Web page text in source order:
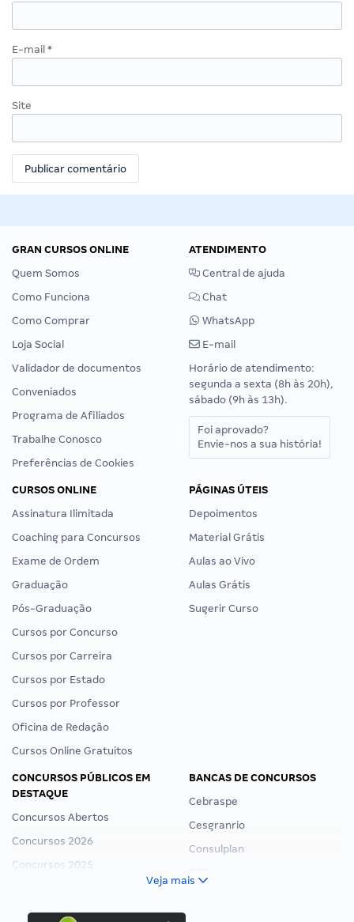
E-mail *
Site
GRAN CURSOS ONLINE
Quem Somos
Como Funciona
Como Comprar
Loja Social
Validador de documentos
Conveniados
Programa de Afiliados
Trabalhe Conosco
Preferências de Cookies
ATENDIMENTO
Central de ajuda
Chat
WhatsApp
E-mail
Horário de atendimento:
segunda a sexta (8h às 20h),
sábado (9h às 13h).
Foi aprovado?
Envie-nos a sua história!
CURSOS ONLINE
Assinatura Ilimitada
Coaching para Concursos
Exame de Ordem
Graduação
Pós-Graduação
Cursos por Concurso
Cursos por Carreira
Cursos por Estado
Cursos por Professor
Oficina de Redação
Cursos Online Gratuitos
PÁGINAS ÚTEIS
Depoimentos
Material Grátis
Aulas ao Vivo
Aulas Grátis
Sugerir Curso
CONCURSOS PÚBLICOS EM
DESTAQUE
Concursos Abertos
Concursos 2026
Concursos 2025
Concurso Ibama
BANCAS DE CONCURSOS
Cebraspe
Cesgranrio
Consulplan
Veja mais